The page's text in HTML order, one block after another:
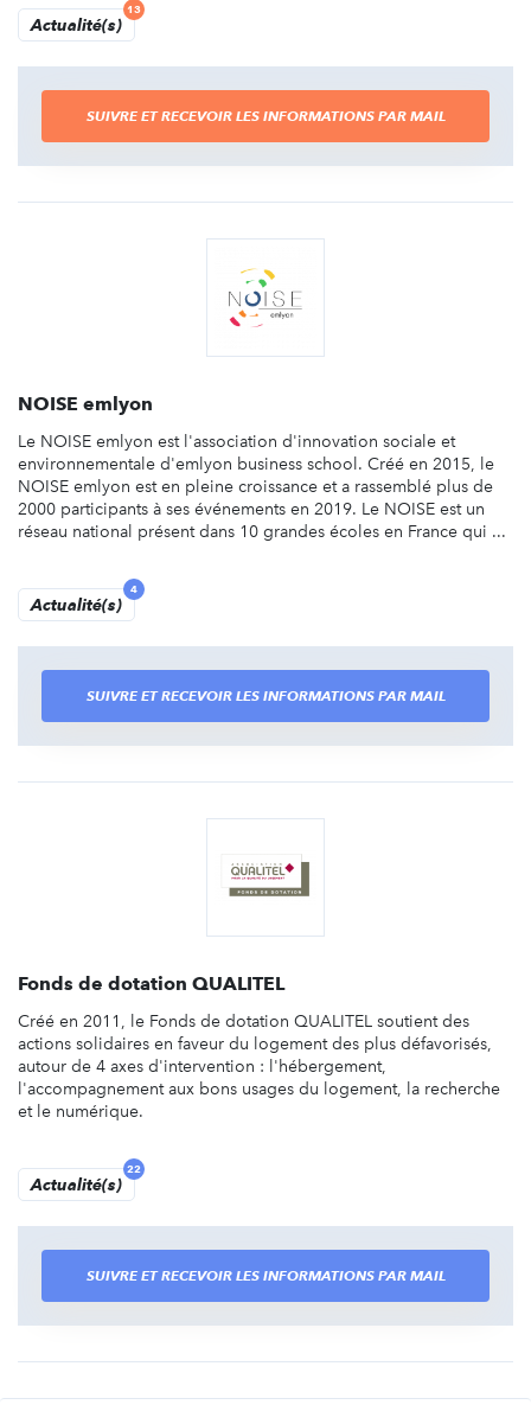
Actualité(s)
13
SUIVRE ET RECEVOIR LES INFORMATIONS PAR MAIL
NOISE emlyon
Le NOISE emlyon est l'association d'innovation sociale et
environnementale d'emlyon business school. Créé en 2015, le
NOISE emlyon est en pleine croissance et a rassemblé plus de
2000 participants à ses événements en 2019. Le NOISE est un
réseau national présent dans 10 grandes écoles en France qui ...
Actualité(s)
4
SUIVRE ET RECEVOIR LES INFORMATIONS PAR MAIL
Fonds de dotation QUALITEL
Créé en 2011, le Fonds de dotation QUALITEL soutient des
actions solidaires en faveur du logement des plus défavorisés,
autour de 4 axes d'intervention : l'hébergement,
l'accompagnement aux bons usages du logement, la recherche
et le numérique.
Actualité(s)
22
SUIVRE ET RECEVOIR LES INFORMATIONS PAR MAIL